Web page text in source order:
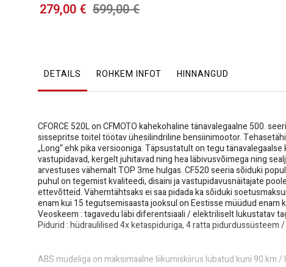
279,00 € 599,00 €
DETAILS ROHKEM INFOT HINNANGUD
CFORCE 520L on CFMOTO kahekohaline tänavalegaalne 500.
sissepritse toitel töötav ühesilindriline bensiinimootor.
„Long“ ehk pika versiooniga. Täpsustatult on tegu
vastupidavad, kergelt juhitavad ning hea läbivusvõimega ning
arvestuses vähemalt TOP 3me hulgas. CF520 seeria sõiduki
puhul on tegemist kvaliteedi, disaini ja vastupidavusnäitajate
ettevõtteid. Vähemtähtsaks ei saa pidada ka sõiduki
enam kui 15 tegutsemisaasta jooksul on Eestisse müüdud
Veoskeem : tagavedu läbi diferentsiaali / elektriliselt lukustatav
Pidurid : hüdraulilised 4x ketaspiduriga, 4 ratta
ABS mudeliga on maksimaalne liikumiskiirus lubatud kuni 90 km /